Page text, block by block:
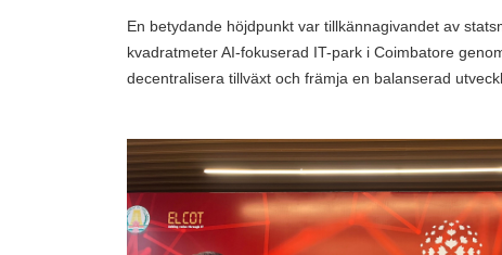
En betydande höjdpunkt var tillkännagivandet av
kvadratmeter AI-fokuserad IT-park i Coimbatore
decentralisera tillväxt och främja en balanserad